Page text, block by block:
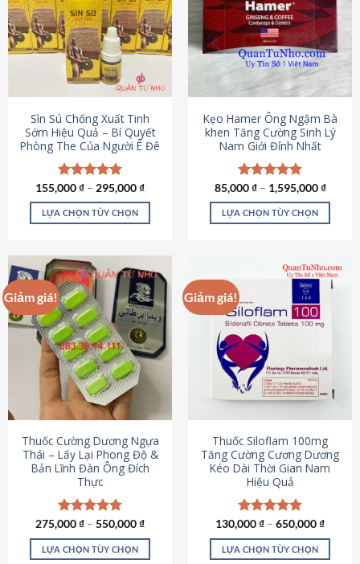
thể.
Các
tùy
chọn
có
thể
được
chọn
trên
trang
sản
phẩm
Sìn Sú Chống Xuất Tinh
Sớm Hiệu Quả – Bí Quyết
Phòng The Của Người Ê Đê
Được xếp
hạng4.95
5 sao
155,000₫ – 295,000₫
LỰA CHỌN TÙY CHỌN
này
có
nhiều
biến
thể.
Các
tùy
chọn
có
thể
chọn
trên
trang
sản
phẩm
Kẹo Hamer Ông Ngậm Bà
khen Tăng Cường Sinh Lý
Nam Giới Đỉnh Nhất
Được xếp
hạng5.00
5 sao
85,000₫– 1,595,000₫
LỰA CHỌN TÙY CHỌN
này
nhiều
biến
tùy
chọn
có
được
chọn
trên
trang
sản
phẩm
Giảm giá!
Thuốc Cường Dương Ngựa
Thái – Lấy Lại Phong Độ &
Bản Lĩnh Đàn Ông Đích
Thực
Được xếp
hạng4.87
5 sao
275,000₫ – 550,000₫
LỰA CHỌN TÙY CHỌN
Giảm giá!
Thuốc Siloflam 100mg
Tăng Cường Cương Dương
Kéo Dài Thời Gian Nam
Hiệu Quả
Được xếp
hạng5.00
5 sao
130,000₫ – 650,000₫
LỰA CHỌN TÙY CHỌN